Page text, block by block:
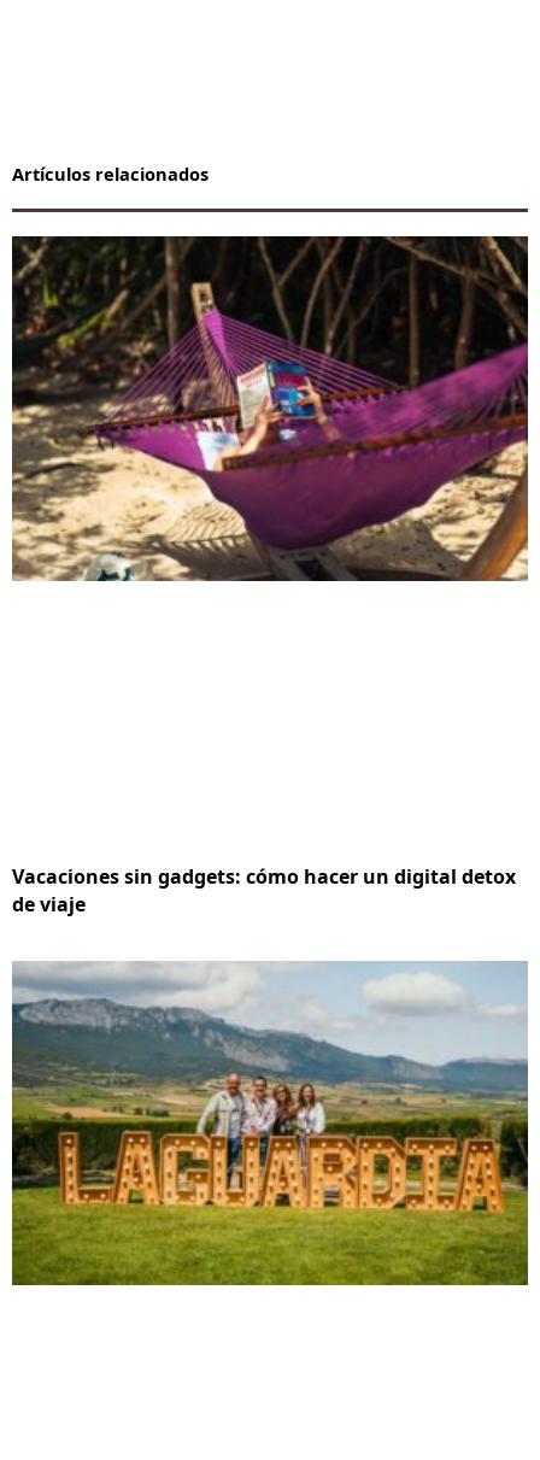
Artículos relacionados
Vacaciones sin gadgets: cómo hacer un digital detox
de viaje